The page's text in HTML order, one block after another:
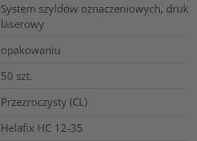
System szyldów oznaczeniowych, druk
laserowy
opakowaniu
50 szt.
Przezroczysty (CL)
Helafix HC 12-35